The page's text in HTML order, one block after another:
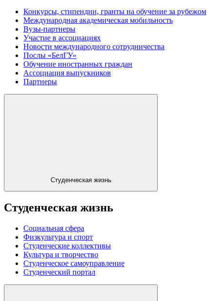
Конкурсы, стипендии, гранты на обучение за рубежом
Международная академическая мобильность
Вузы-партнеры
Участие в ассоциациях
Новости международного сотрудничества
Послы «БелГУ»
Обучение иностранных граждан
Ассоциация выпускников
Партнеры
Студенческая жизнь
Студенческая жизнь
Социальная сфера
Физкультура и спорт
Студенческие коллективы
Культура и творчество
Студенческое самоуправление
Студенческий портал